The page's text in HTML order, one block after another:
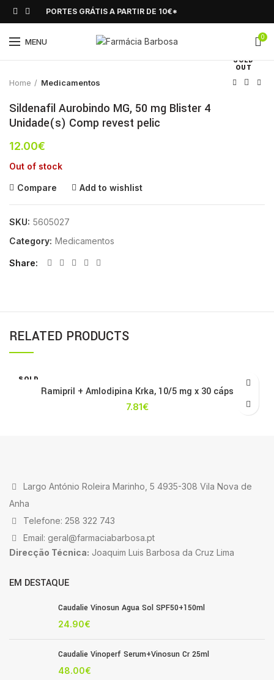
PORTES GRÁTIS A PARTIR DE 10€*
MENU 0
SOLD
OUT
Click to enlarge
Home Medicamentos
Sildenafil Aurobindo MG, 50 mg Blister 4
Unidade(s) Comp revest pelic
12.00€
Out of stock
Compare Add to wishlist
SKU: 5605027
Category: Medicamentos
Share
RELATED PRODUCTS
SOLD
Ramipril + Amlodipina Krka, 10/5 mg x 30 cáps
7.81€
Largo António Roleira Marinho, 5 4935-308 Vila Nova de
Anha
Telefone: 258 322 743
Email: geral@farmaciabarbosa.pt
Direcção Técnica: Joaquim Luis Barbosa da Cruz Lima
EM DESTAQUE
Caudalie Vinosun Agua Sol SPF50+150ml
24.90€
Caudalie Vinoperf Serum+Vinosun Cr 25ml
48.00€